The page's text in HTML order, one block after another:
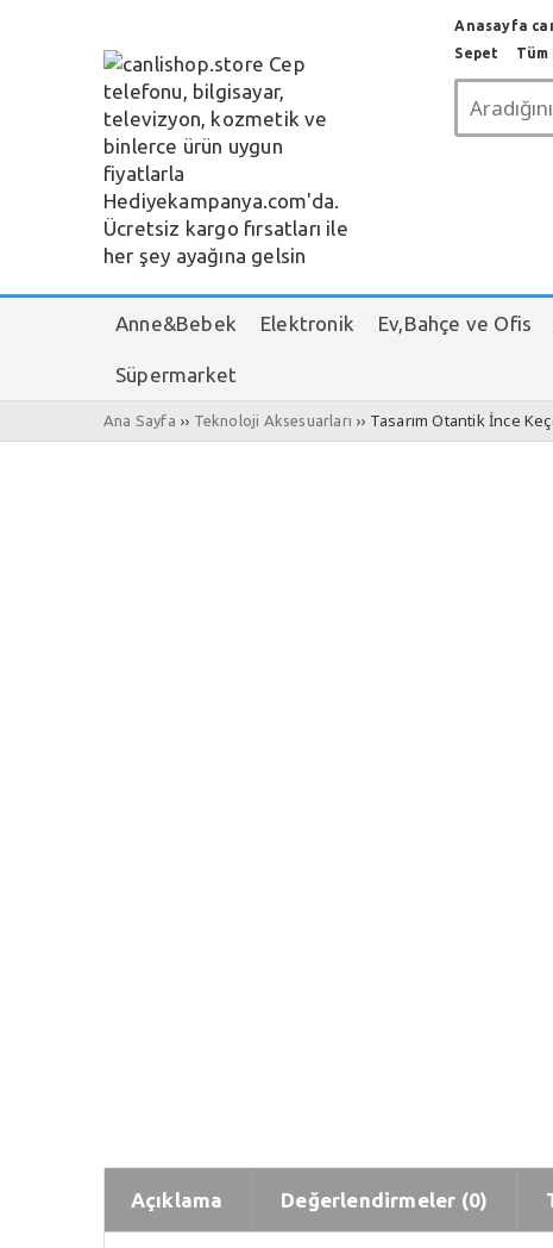
Anasayfa
Sepet
Anne&Bebek Elektronik Ev,Bahçe ve Ofis
Süpermarket
Ana Sayfa ›› Teknoloji Aksesuarları ›› Tasarım Otantik İnce
Açıklama Değerlendirmeler (0)